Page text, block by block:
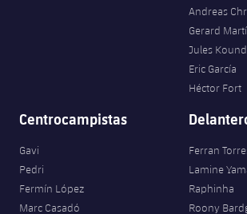
Andreas
Gerard
Jules
Eric García
Héctor Fort
Centrocampistas
Gavi
Pedri
Fermín López
Marc Casadó
Ferran
Lamine
Raphinha
Roony